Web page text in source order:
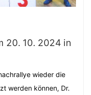
20. 10. 2024 in
wieder die
werden können, Dr.